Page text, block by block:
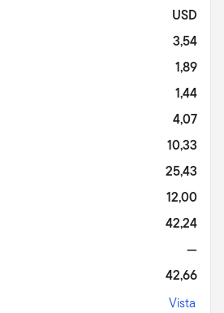
USD
3,54
1,89
1,44
4,07
10,33
25,43
12,00
42,24
—
42,66
Vista